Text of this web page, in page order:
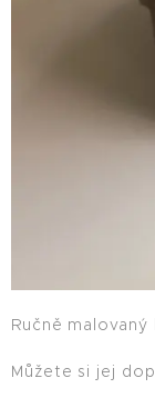
Ručně
Můžete si jej